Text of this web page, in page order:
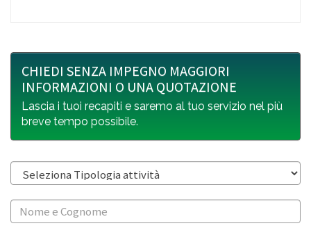
CHIEDI SENZA IMPEGNO MAGGIORI
INFORMAZIONI O UNA QUOTAZIONE
Lascia i tuoi recapiti e saremo al tuo servizio nel più
breve tempo possibile.